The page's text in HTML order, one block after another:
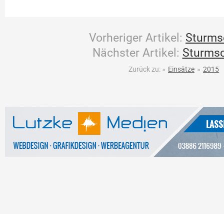
Vorheriger Artikel:
Nächster Artikel:
Zurück zu: » Einsätze » 2015